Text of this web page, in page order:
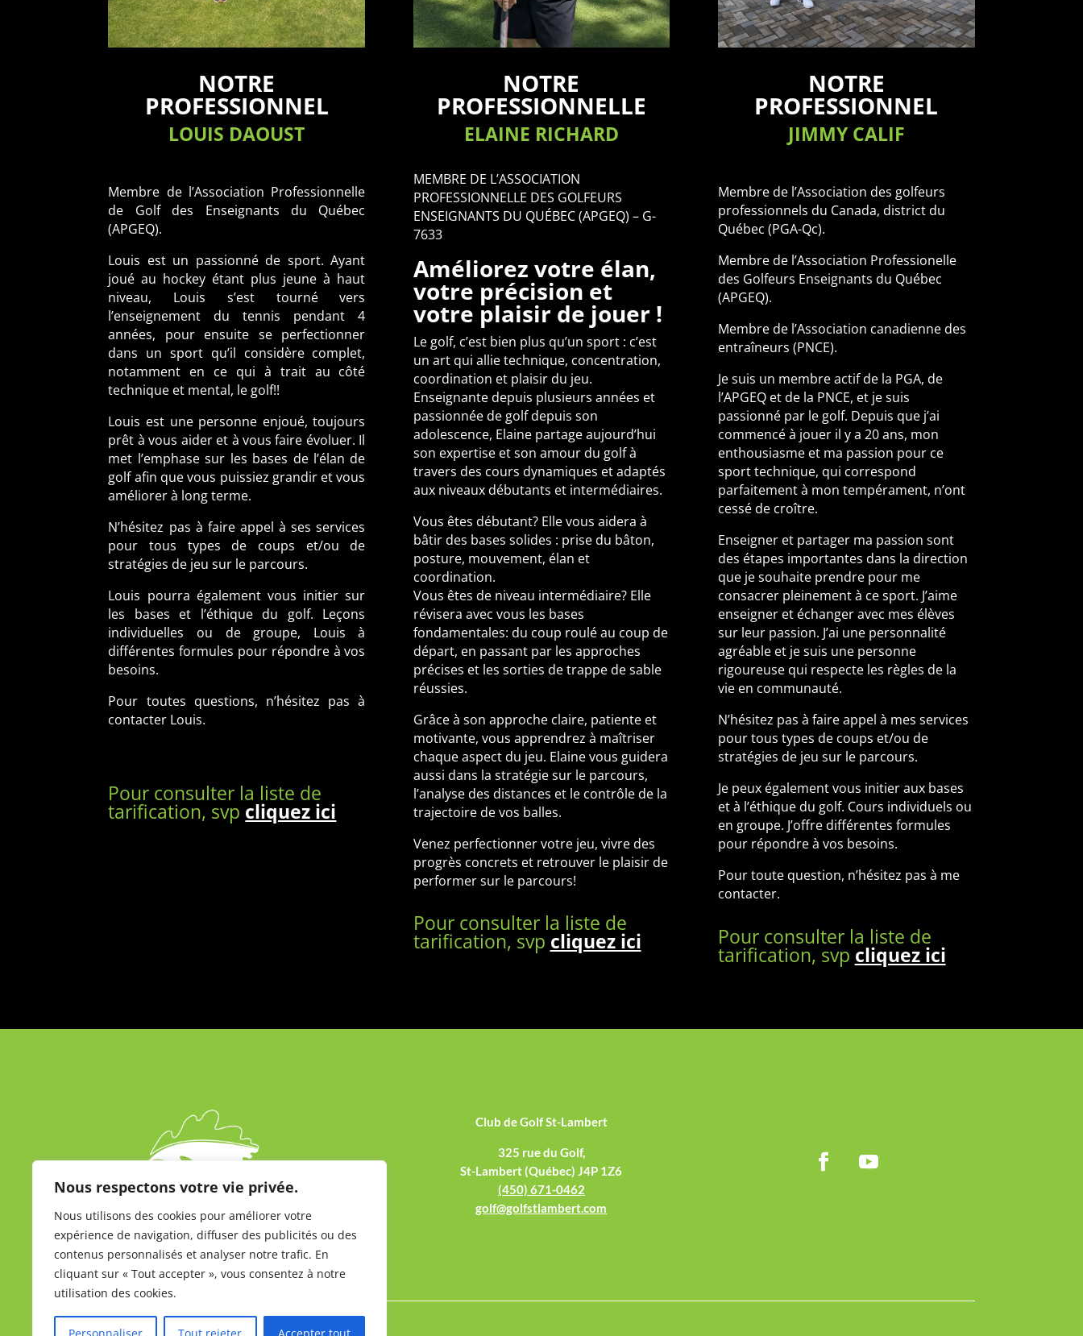
Nous respectons votre vie privée.
Nous utilisons des cookies pour améliorer votre
expérience de navigation, diffuser des publicités ou des
contenus personnalisés et analyser notre trafic. En
cliquant sur « Tout accepter », vous consentez à notre
utilisation des cookies.
NOTRE
PROFESSIONNEL
LOUIS DAOUST
Membre de l’Association Professionnelle
de Golf des Enseignants du Québec
(APGEQ).
Louis est un passionné de sport. Ayant
joué au hockey étant plus jeune à haut
niveau, Louis s’est tourné vers
l’enseignement du tennis pendant 4
années, pour ensuite se perfectionner
dans un sport qu’il considère complet,
notamment en ce qui à trait au côté
technique et mental, le golf!!
Louis est une personne enjoué, toujours
prêt à vous aider et à vous faire évoluer. Il
met l’emphase sur les bases de l’élan de
golf afin que vous puissiez grandir et vous
améliorer à long terme.
N’hésitez pas à faire appel à ses services
pour tous types de coups et/ou de
stratégies de jeu sur le parcours.
Louis pourra également vous initier sur
les bases et l’éthique du golf. Leçons
individuelles ou de groupe, Louis à
différentes formules pour répondre à vos
besoins.
Pour toutes questions, n’hésitez pas à
contacter Louis.
Pour consulter la liste de
tarification, svp cliquez ici
NOTRE
PROFESSIONNELLE
ELAINE RICHARD
MEMBRE DE L’ASSOCIATION
PROFESSIONNELLE DES GOLFEURS
ENSEIGNANTS DU QUÉBEC (APGEQ) – G-
7633
Améliorez votre élan,
votre précision et
votre plaisir de jouer !
Le golf, c’est bien plus qu’un sport : c’est
un art qui allie technique, concentration,
coordination et plaisir du jeu.
Enseignante depuis plusieurs années et
passionnée de golf depuis son
adolescence, Elaine partage aujourd’hui
son expertise et son amour du golf à
travers des cours dynamiques et adaptés
aux niveaux débutants et intermédiaires.
Vous êtes débutant? Elle vous aidera à
bâtir des bases solides : prise du bâton,
posture, mouvement, élan et
coordination.
Vous êtes de niveau intermédiaire? Elle
révisera avec vous les bases
fondamentales: du coup roulé au coup de
départ, en passant par les approches
précises et les sorties de trappe de sable
réussies.
Grâce à son approche claire, patiente et
motivante, vous apprendrez à maîtriser
chaque aspect du jeu. Elaine vous guidera
aussi dans la stratégie sur le parcours,
l’analyse des distances et le contrôle de la
trajectoire de vos balles.
Venez perfectionner votre jeu, vivre des
progrès concrets et retrouver le plaisir de
performer sur le parcours!
Pour consulter la liste de
tarification, svp cliquez ici
NOTRE
PROFESSIONNEL
JIMMY CALIF
Membre de l’Association des golfeurs
professionnels du Canada, district du
Québec (PGA-Qc).
Membre de l’Association Professionelle
des Golfeurs Enseignants du Québec
(APGEQ).
Membre de l’Association canadienne des
entraîneurs (PNCE).
Je suis un membre actif de la PGA, de
l’APGEQ et de la PNCE, et je suis
passionné par le golf. Depuis que j’ai
commencé à jouer il y a 20 ans, mon
enthousiasme et ma passion pour ce
sport technique, qui correspond
parfaitement à mon tempérament, n’ont
cessé de croître.
Enseigner et partager ma passion sont
des étapes importantes dans la direction
que je souhaite prendre pour me
consacrer pleinement à ce sport. J’aime
enseigner et échanger avec mes élèves
sur leur passion. J’ai une personnalité
agréable et je suis une personne
rigoureuse qui respecte les règles de la
vie en communauté.
N’hésitez pas à faire appel à mes services
pour tous types de coups et/ou de
stratégies de jeu sur le parcours.
Je peux également vous initier aux bases
et à l’éthique du golf. Cours individuels ou
en groupe. J’offre différentes formules
pour répondre à vos besoins.
Pour toute question, n’hésitez pas à me
contacter.
Pour consulter la liste de
tarification, svp cliquez ici
Club de Golf St-Lambert
325 rue du Golf,
St-Lambert (Québec) J4P 1Z6
(450) 671-0462
golf@golfstlambert.com